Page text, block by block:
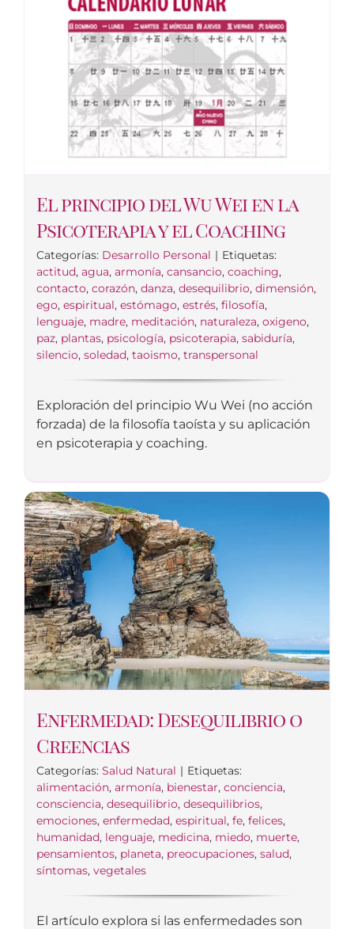
El principio del Wu Wei en la
Psicoterapia y el Coaching
Categorías: Desarrollo Personal | Etiquetas:
actitud, agua, armonía, cansancio, coaching,
contacto, corazón, danza, desequilibrio, dimensión,
ego, espiritual, estómago, estrés, filosofía,
lenguaje, madre, meditación, naturaleza, oxigeno,
paz, plantas, psicología, psicoterapia, sabiduría,
silencio, soledad, taoismo, transpersonal
Exploración del principio Wu Wei (no acción
forzada) de la filosofía taoísta y su aplicación
en psicoterapia y coaching.
Enfermedad: Desequilibrio o
Creencias
Categorías: Salud Natural | Etiquetas:
alimentación, armonía, bienestar, conciencia,
consciencia, desequilibrio, desequilibrios,
emociones, enfermedad, espiritual, fe, felices,
humanidad, lenguaje, medicina, miedo, muerte,
pensamientos, planeta, preocupaciones, salud,
síntomas, vegetales
El artículo explora si las enfermedades son